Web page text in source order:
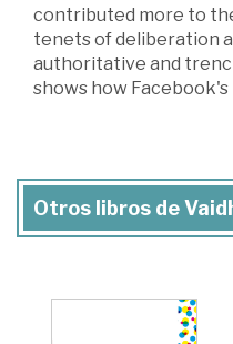
contributed more to
tenets of deliberation
authoritative and
shows how
Otros libros de